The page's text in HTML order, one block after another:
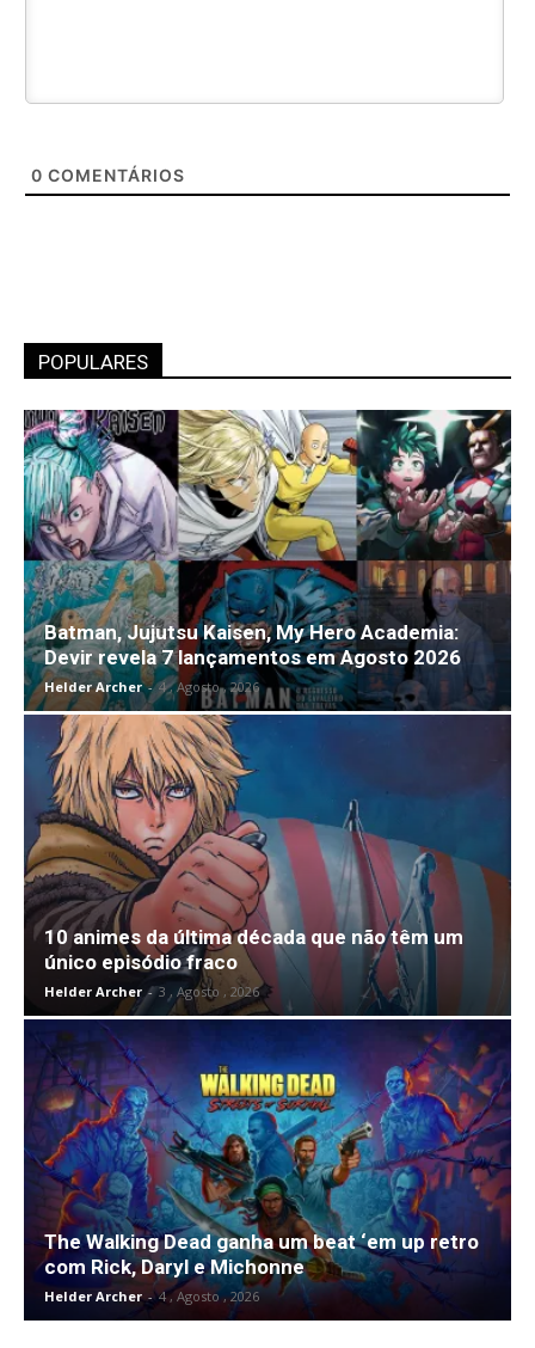
0 COMENTÁRIOS
POPULARES
Batman, Jujutsu Kaisen, My Hero Academia:
Devir revela 7 lançamentos em Agosto 2026
Helder Archer - 4 , Agosto , 2026
10 animes da última década que não têm um
único episódio fraco
Helder Archer - 3 , Agosto , 2026
The Walking Dead ganha um beat ‘em up retro
com Rick, Daryl e Michonne
Helder Archer - 4 , Agosto , 2026